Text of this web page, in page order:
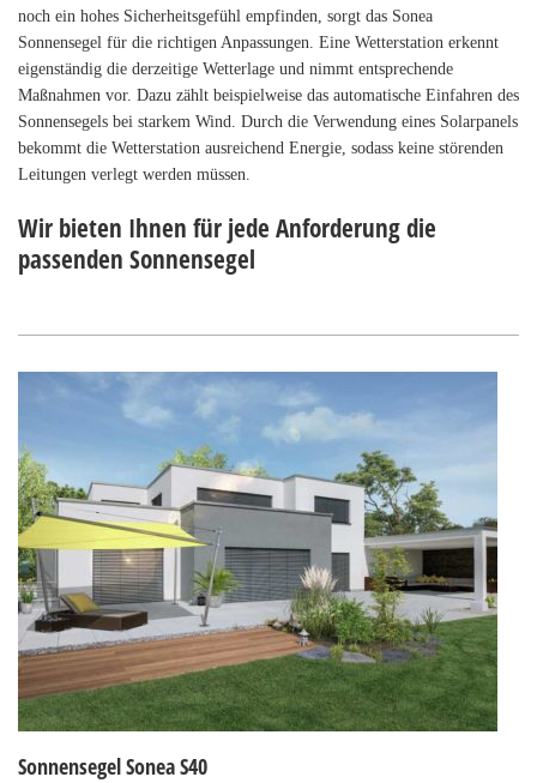
noch ein hohes Sicherheitsgefühl empfinden, sorgt das Sonea
Sonnensegel für die richtigen Anpassungen. Eine Wetterstation erkennt
eigenständig die derzeitige Wetterlage und nimmt entsprechende
Maßnahmen vor. Dazu zählt beispielweise das automatische Einfahren des
Sonnensegels bei starkem Wind. Durch die Verwendung eines Solarpanels
bekommt die Wetterstation ausreichend Energie, sodass keine störenden
Leitungen verlegt werden müssen.
Wir bieten Ihnen für jede Anforderung die
passenden Sonnensegel
Sonnensegel Sonea S40